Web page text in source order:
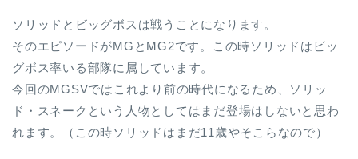
ソリッドとビッグボスは戦うことになります。
そのエピソードがMGとMG2です。この時ソリッドはビッ
グボス率いる部隊に属しています。
今回のMGSVではこれより前の時代になるため、ソリッ
ド・スネークという人物としてはまだ登場はしないと思わ
れます。（この時ソリッドはまだ11歳やそこらなので）